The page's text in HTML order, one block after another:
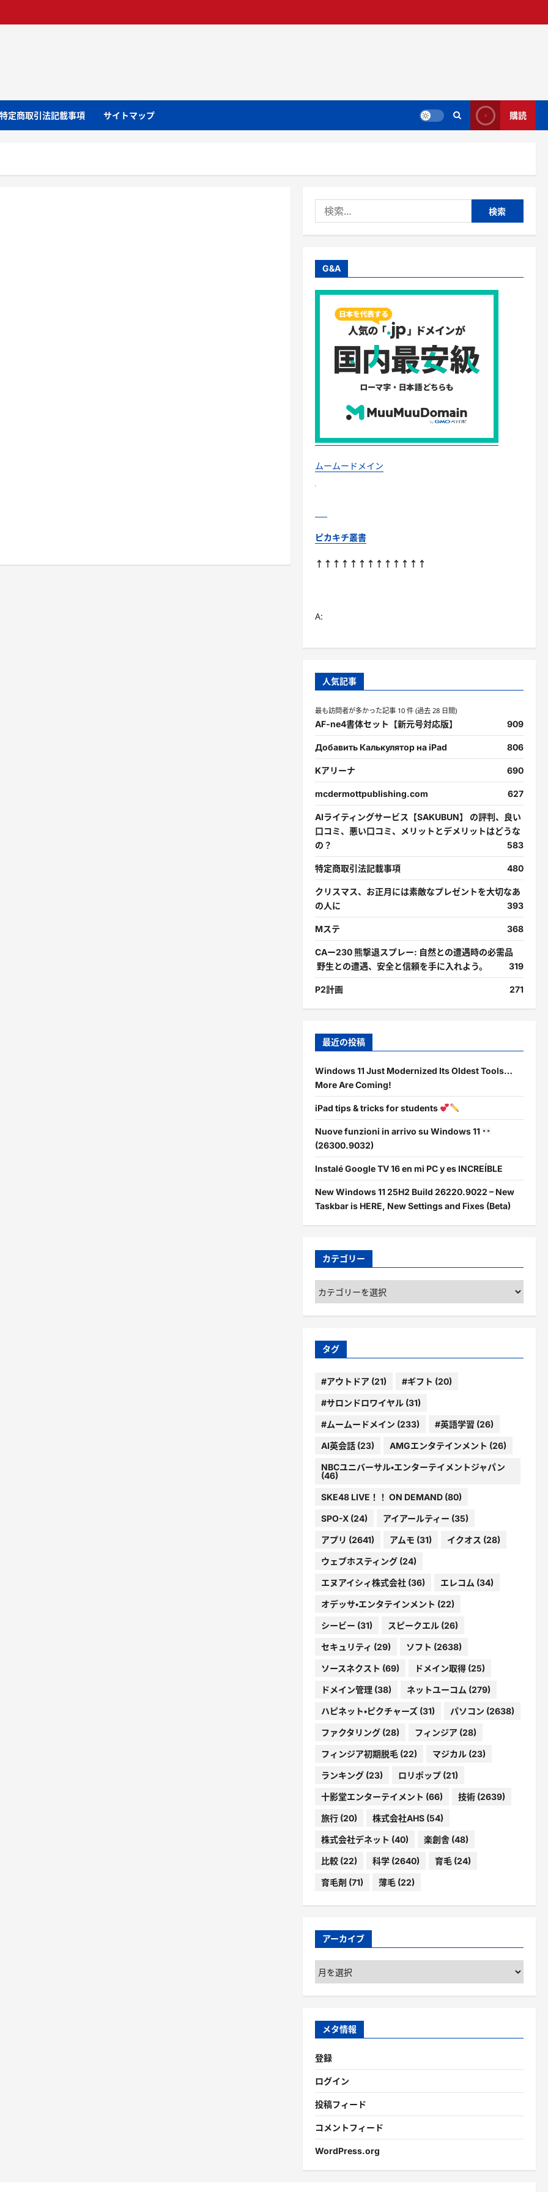
特定商取引法記載事項 サイトマップ 購読
索:
G&A
ムームードメイン
ピカキチ叢書
↑↑↑↑↑↑↑↑↑↑↑↑↑
A:
人気記事
最も訪問者が多かった記事 10 件 (過去 28 日間)
AF-ne4書体セット【新元号対応版】 909
Добавить Калькулятор на iPad 806
Kアリーナ 690
mcdermottpublishing.com 627
AIライティングサービス【SAKUBUN】 の評判、良い
口コミ、悪い口コミ、メリットとデメリットはどうな
の？
583
特定商取引法記載事項 480
クリスマス、お正月には素敵なプレゼントを大切なあ
の人に
393
Mステ 368
CAー230 熊撃退スプレー: 自然との遭遇時の必需品
野生との遭遇、安全と信頼を手に入れよう。
319
P2計画 271
最近の投稿
Windows 11 Just Modernized Its Oldest Tools…
More Are Coming!
iPad tips & tricks for students
Nuove funzioni in arrivo su Windows 11
(26300.9032)
Instalé Google TV 16 en mi PC y es INCREÍBLE
New Windows 11 25H2 Build 26220.9022 – New
Taskbar is HERE, New Settings and Fixes (Beta)
カテゴリー
カ
テ
ゴ
ー
タグ
#アウトドア(21) #ギフト (20)
#サロンドロワイヤル(31)
#ムームードメイン (233) #英語学習 (26)
AI英会話(23) AMGエンタテインメント (26)
NBCユニバーサル・エンターテイメントジャパン
(46)
SKE48 LIVE！！ ON DEMAND(80)
SPO-X(24) アイアールティー (35)
アプリ (2641) アムモ (31) イクオス (28)
ウェブホスティング(24)
エヌアイシィ株式会社(36) エレコム (34)
オデッサ・エンタテインメント (22)
シービー (31) スピークエル(26)
セキュリティ (29) ソフト (2638)
ソースネクスト (69) ドメイン取得(25)
ドメイン管理(38) ネットユーコム (279)
ハピネット・ピクチャーズ(31) パソコン (2638)
ファクタリング(28) フィンジア(28)
フィンジア初期脱毛(22) マジカル(23)
ランキング(23) ロリポップ(21)
十影堂エンターテイメント (66) 技術(2639)
旅行(20) 株式会社AHS(54)
株式会社デネット (40) 楽創舎(48)
比較(22) 科学(2640) 育毛(24)
育毛剤 (71) 薄毛(22)
アーカイブ
ア
ー
カ
ブ
メタ情報
登録
ログイン
投稿フィード
コメントフィード
WordPress.org